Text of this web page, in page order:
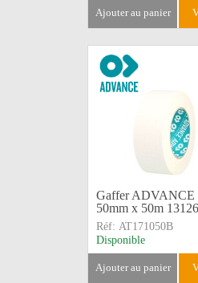
ajouter au panier
Gaffer ADVANCE
50mm x 50m
Réf: AT171050B
Disponible
ajouter au panier